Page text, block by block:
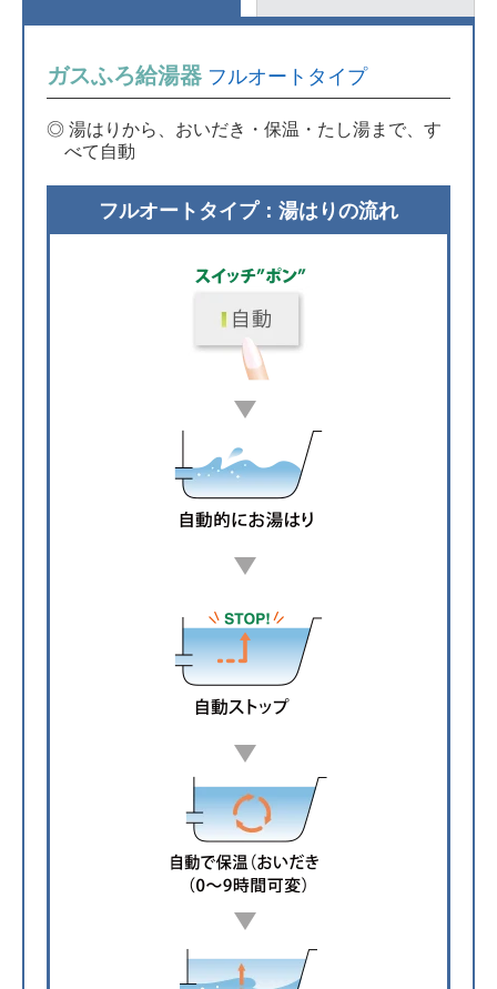
ガスふろ給湯器 フルオートタイプ
◎ 湯はりから、おいだき・保温・たし湯まで、す
べて自動
フルオートタイプ：湯はりの流れ